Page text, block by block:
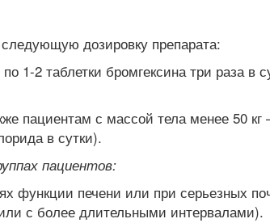
дозировку препарата:
1-2 таблетки бромгексина три раза в
пациентам с массой тела менее 50 кг
в сутки).
пациентов:
функции печени или при серьезных
с более длительными интервалами).